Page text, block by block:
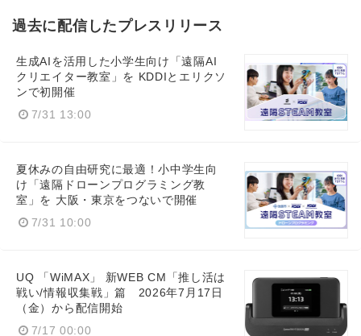
過去に配信したプレスリリース
生成AIを活用した小学生向け「遠隔AI
クリエイター教室」を KDDIとエリクソ
ンで初開催
7/31 13:00
夏休みの自由研究に最適！小中学生向
け「遠隔ドローンプログラミング教
室」を 大阪・東京をつないで開催
7/31 10:00
UQ 「WiMAX」 新WEB CM「推し活は
戦い/情報収集戦」篇 2026年7月17日
（金）から配信開始
7/17 00:00